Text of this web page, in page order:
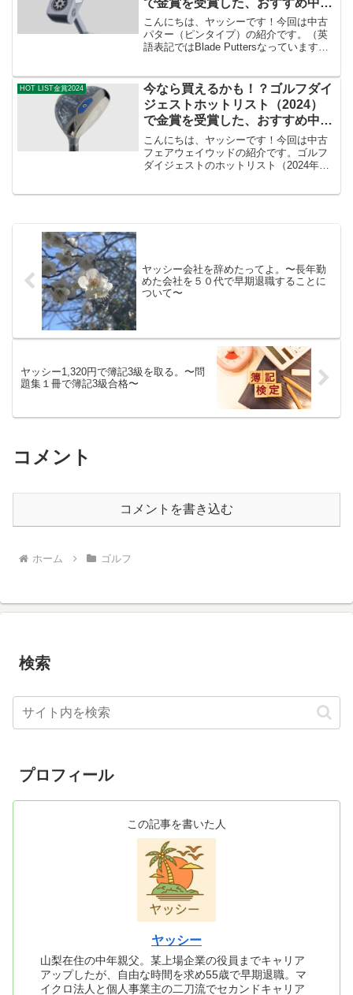
で金賞を受賞した、おすすめ中古
パター（ピンタイプ）
こんにちは、ヤッシーです！今回は中古
パター（ピンタイプ）の紹介です。（英
語表記ではBlade Puttersなっています）
が、2025年9月現在、中古市場でいくらに
なっ...
HOT LIST金賞2024
今なら買えるかも！？ゴルフダイ
ジェストホットリスト（2024）
で金賞を受賞した、おすすめ中古
フェアウェイウッド
こんにちは、ヤッシーです！今回は中古
フェアウェイウッドの紹介です。ゴルフ
ダイジェストのホットリスト（2024年
ヤッシー会社を辞めたってよ。〜長年勤
めた会社を５０代で早期退職することに
ついて〜
ヤッシー1,320円で簿記3級を取る。〜問
題集１冊で簿記3級合格〜
コメント
コメントを書き込む
ホーム ゴルフ
検索
プロフィール
この記事を書いた人
ヤッシー
山梨在住の中年親父。某上場企業の役員までキャリア
アップしたが、自由な時間を求め55歳で早期退職。マ
イクロ法人と個人事業主の二刀流でセカンドキャリア